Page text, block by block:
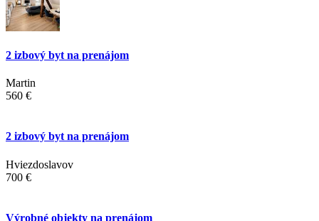
2 izbový byt na prenájom
Martin
560 €
2 izbový byt na prenájom
Hviezdoslavov
700 €
Výrobné objekty na prenájom